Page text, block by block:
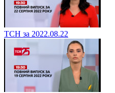
ТСН за 2022.08.22